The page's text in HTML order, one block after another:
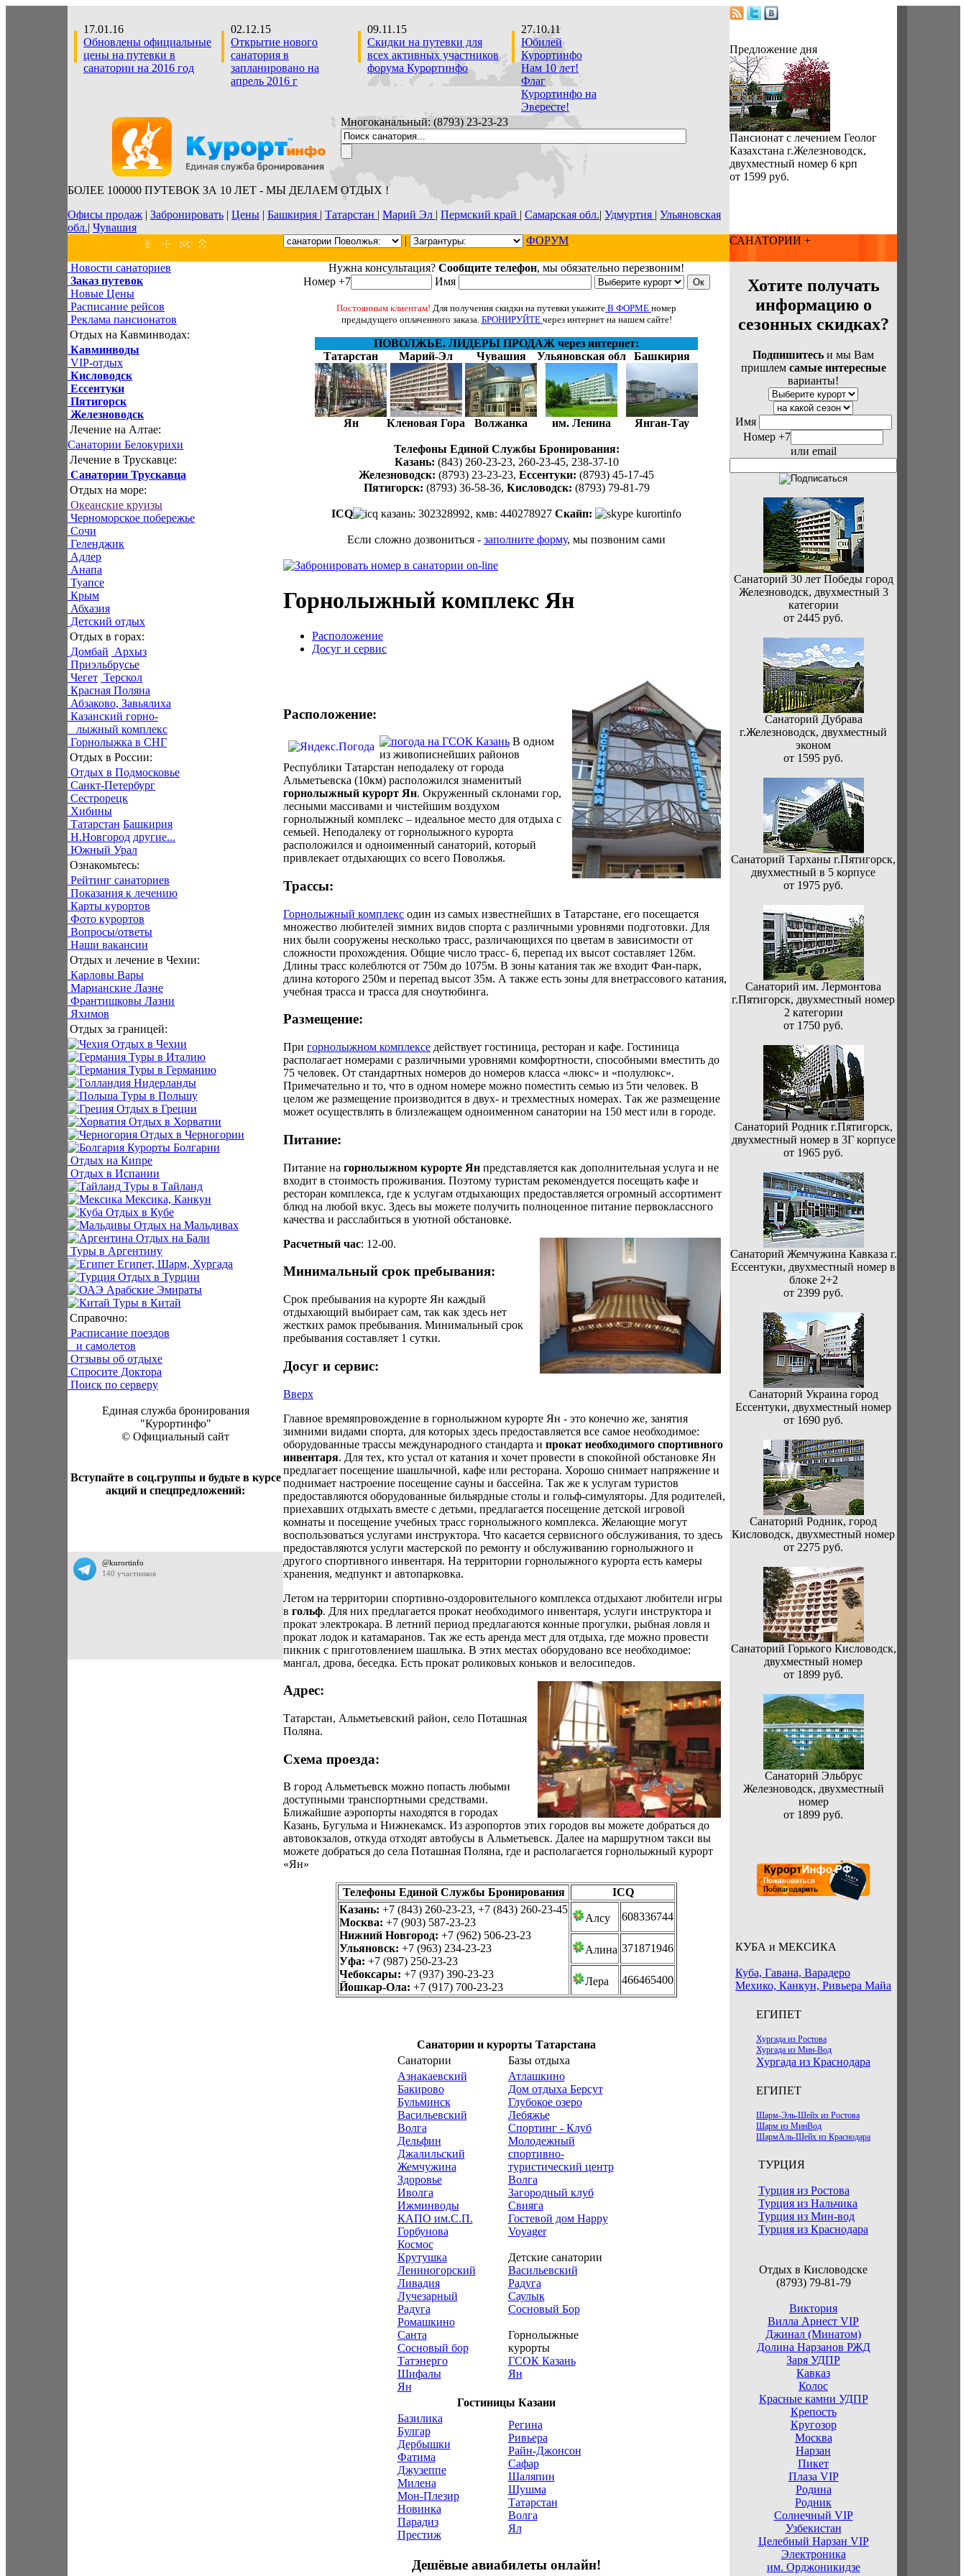
17.01.16
Обновлены официальные
цены на путевки в
санатории на 2016 год
02.12.15
Открытие нового
санатория в
запланировано на
апрель 2016 г
09.11.15
Скидки на путевки для
всех активных участников
форума Курортинфо
27.10.11
Юбилей
Курортинфо
Нам 10 лет!
Флаг
Курортинфо на
Эвересте!
Предложение дня
Пансионат с лечением Геолог
Казахстана г.Железноводск,
двухместный номер 6 крп
от 1599 руб.
Многоканальный: (8793) 23-23-23
БОЛЕЕ 100000 ПУТЕВОК ЗА 10 ЛЕТ - МЫ ДЕЛАЕМ ОТДЫХ !
Офисы продаж | Забронировать | Цены | Башкирия | Татарстан | Марий Эл | Пермский край | Самарская обл.| Удмуртия | Ульяновская
обл.| Чувашия
|
ФОРУМ САНАТОРИИ +
Новости санаториев
Заказ путевок
Новые Цены
Расписание рейсов
Реклама пансионатов
Отдых на Кавминводах:
Кавминводы
VIP-отдых
Кисловодск
Ессентуки
Пятигорск
Железноводск
Лечение на Алтае:
Санатории Белокурихи
Лечение в Трускавце:
Санатории Трускавца
Отдых на море:
Океанские круизы
Черноморское побережье
Сочи
Геленджик
Адлер
Анапа
Туапсе
Крым
Абхазия
Детский отдых
Отдых в горах:
Домбай Архыз
Приэльбрусье
Чегет Терскол
Красная Поляна
Абзаково, Завьялиха
Казанский горно-
лыжный комплекс
Горнолыжка в СНГ
Отдых в России:
Отдых в Подмосковье
Санкт-Петербург
Сестрорецк
Хибины
Татарстан Башкирия
Н.Новгород другие...
Южный Урал
Ознакомьтесь:
Рейтинг санаториев
Показания к лечению
Карты курортов
Фото курортов
Вопросы/ответы
Наши вакансии
Отдых и лечение в Чехии:
Карловы Вары
Марианские Лазне
Франтишковы Лазни
Яхимов
Отдых за границей:
Отдых в Чехии
Туры в Италию
Туры в Германию
Нидерланды
Туры в Польшу
Отдых в Греции
Отдых в Хорватии
Отдых в Черногории
Курорты Болгарии
Отдых на Кипре
Отдых в Испании
Туры в Тайланд
Мексика, Канкун
Отдых в Кубе
Отдых на Мальдивах
Отдых на Бали
Туры в Аргентину
Египет, Шарм, Хургада
Отдых в Турции
Арабские Эмираты
Туры в Китай
Справочно:
Расписание поездов
и самолетов
Отзывы об отдыхе
Спросите Доктора
Поиск по серверу
Единая служба бронирования
"Курортинфо"
© Официальный сайт
Вступайте в соц.группы и будьте в курсе
акций и спецпредложений:
Нужна консультация? Сообщите телефон, мы обязательно перезвоним!
Номер +7
Имя
Постоянным клиентам! Для получения скидки на путевки укажите В ФОРМЕ номер
предыдущего оплаченного заказа. БРОНИРУЙТЕ через интернет на нашем сайте!
ПОВОЛЖЬЕ. ЛИДЕРЫ ПРОДАЖ через интернет:
Татарстан
Марий-Эл Чувашия Ульяновская обл Башкирия
Ян Кленовая Гора Волжанка им. Ленина Янган-Тау
Телефоны Единой Службы Бронирования:
Казань: (843) 260-23-23, 260-23-45, 238-37-10
Железноводск: (8793) 23-23-23, Ессентуки: (8793) 45-17-45
Пятигорск: (8793) 36-58-36, Кисловодск: (8793) 79-81-79
ICQ казань: 302328992, кмв: 440278927 Скайп: kurortinfo
Если сложно дозвониться - заполните форму, мы позвоним сами
Горнолыжный комплекс Ян
Расположение
Досуг и сервис
Расположение:
В одном
из живописнейших районов
Республики Татарстан неподалеку от города
Альметьевска (10км) расположился знаменитый
горнолыжный курорт Ян. Окруженный склонами гор,
лесными массивами и чистейшим воздухом
горнолыжный комплекс – идеальное место для отдыха с
семьей. Неподалеку от горнолыжного курорта
расположился и одноименный санаторий, который
привлекает отдыхающих со всего Поволжья.
Трассы:
Горнолыжный комплекс один из самых известнейших в Татарстане, его посещается
множество любителей зимних видов спорта с различными уровнями подготовки. Для
них были сооружены несколько трасс, различающихся по цветам в зависимости от
сложности прохождения. Общие число трасс- 6, перепад их высот составляет 126м.
Длины трасс колеблются от 750м до 1075м. В зоны катания так же входит Фан-парк,
длина которого 250м и перепад высот 35м. А также есть зоны для внетрассового катания,
учебная трасса и трасса для сноутюбинга.
Размещение:
При горнолыжном комплексе действует гостиница, ресторан и кафе. Гостиница
располагает номерами с различными уровнями комфортности, способными вместить до
75 человек. От стандартных номеров до номеров класса «люкс» и «полулюкс».
Примечательно и то, что в одном номере можно поместить семью из 5ти человек. В
целом же размещение производится в двух- и трехместных номерах. Так же размещение
может осуществлять в близлежащем одноименном санатории на 150 мест или в городе.
Питание:
Питание на горнолыжном курорте Ян представляется как дополнительная услуга и не
входит в стоимость проживания. Поэтому туристам рекомендуется посещать кафе и
ресторан комплекса, где к услугам отдыхающих предоставляется огромный ассортимент
блюд на любой вкус. Здесь вы можете получить полноценное питание первоклассного
качества и расслабиться в уютной обстановке.
Расчетный час: 12-00.
Минимальный срок пребывания:
Срок пребывания на курорте Ян каждый
отдыхающий выбирает сам, так как здесь нет
жестких рамок пребывания. Минимальный срок
пребывания составляет 1 сутки.
Досуг и сервис:
Вверх
Главное времяпровождение в горнолыжном курорте Ян - это конечно же, занятия
зимними видами спорта, для которых здесь предоставляется все самое необходимое:
оборудованные трассы международного стандарта и прокат необходимого спортивного
инвентаря. Для тех, кто устал от катания и хочет провести в спокойной обстановке Ян
предлагает посещение шашлычной, кафе или ресторана. Хорошо снимает напряжение и
поднимает настроение посещение сауны и бассейна. Так же к услугам туристов
предоставляются оборудованные бильярдные столы и гольф-симуляторы. Для родителей,
приехавших отдыхать вместе с детьми, предлагается посещение детской игровой
комнаты и посещение учебных трасс горнолыжного комплекса. Желающие могут
воспользоваться услугами инструктора. Что касается сервисного обслуживания, то здесь
предоставляются услуги мастерской по ремонту и обслуживанию горнолыжного и
другого спортивного инвентаря. На территории горнолыжного курорта есть камеры
хранения, медпункт и автопарковка.
Летом на территории спортивно-оздоровительного комплекса отдыхают любители игры
в гольф. Для них предлагается прокат необходимого инвентаря, услуги инструктора и
прокат электрокара. В летний период предлагаются конные прогулки, рыбная ловля и
прокат лодок и катамаранов. Так же есть аренда мест для отдыха, где можно провести
пикник с приготовлением шашлыка. В этих местах оборудовано все необходимое:
мангал, дрoвa, беседка. Есть прокат роликовых коньков и велосипедов.
Адрес:
Татарстан, Альметьевский район, село Поташная
Поляна.
Схема проезда:
В город Альметьевск можно попасть любыми
доступными транспортными средствами.
Ближайшие аэропорты находятся в городах
Казань, Бугульма и Нижнекамск. Из аэропортов этих городов вы можете добраться до
автовокзалов, откуда отходят автобусы в Альметьевск. Далее на маршрутном такси вы
можете добраться до села Поташная Поляна, где и располагается горнолыжный курорт
«Ян»
Телефоны Единой Службы Бронирования
ICQ
Казань: +7 (843) 260-23-23, +7 (843) 260-23-45
Москва: +7 (903) 587-23-23
Нижний Новгород: +7 (962) 506-23-23
Ульяновск: +7 (963) 234-23-23
Уфа: +7 (987) 250-23-23
Чебоксары: +7 (937) 390-23-23
Йошкар-Ола: +7 (917) 700-23-23
Алсу 608336744
Алина 371871946
Лера 466465400
Санатории и курорты Татарстана
Cанатории
Базы отдыха
Азнакаевский
Бакирово
Бульминск
Васильевский
Волга
Дельфин
Джалильский
Жемчужина
Здоровье
Иволга
Ижминводы
КАПО им.С.П.
Горбунова
Космос
Крутушка
Лениногорский
Ливадия
Лучезарный
Радуга
Ромашкино
Санта
Сосновый бор
Татэнерго
Шифалы
Ян
Атлашкино
Дом отдыха Берсут
Глубокое озеро
Лебяжье
Спортинг - Клуб
Молодежный
спортивно-
туристический центр
Волга
Загородный клуб
Свияга
Гостевой дом Happy
Voyager
Детские санатории
Васильевский
Радуга
Саулык
Сосновый Бор
Горнолыжные
курорты
ГСОК Казань
Ян
Гостиницы Казани
Базилика
Булгар
Дербышки
Фатима
Джузеппе
Милена
Мон-Плезир
Новинка
Парадиз
Престиж
Регина
Ривьера
Райн-Джонсон
Сафар
Шаляпин
Шушма
Татарстан
Волга
Ял
Дешёвые авиабилеты онлайн!
Хотите получать
информацию о
сезонных скидках?
Подпишитесь и мы Вам
пришлем самые интересные
варианты!
Имя
Номер +7
или email
Санаторий 30 лет Победы город
Железноводск, двухместный 3
категории
от 2445 руб.
Санаторий Дубрава
г.Железноводск, двухместный
эконом
от 1595 руб.
Санаторий Тарханы г.Пятигорск,
двухместный в 5 корпусе
от 1975 руб.
Санаторий им. Лермонтова
г.Пятигорск, двухместный номер
2 категории
от 1750 руб.
Санаторий Родник г.Пятигорск,
двухместный номер в 3Г корпусе
от 1965 руб.
Санаторий Жемчужина Кавказа г.
Ессентуки, двухместный номер в
блоке 2+2
от 2399 руб.
Санаторий Украина город
Ессентуки, двухместный номер
от 1690 руб.
Санаторий Родник, город
Кисловодск, двухместный номер
от 2275 руб.
Санаторий Горького Кисловодск,
двухместный номер
от 1899 руб.
Санаторий Эльбрус
Железноводск, двухместный
номер
от 1899 руб.
КУБА и МЕКСИКА
Куба, Гавана, Варадеро
Мехико, Канкун, Ривьера Майа
ЕГИПЕТ
Хургада из Ростова
Хургада из Мин-Вод
Хургада из Краснодара
ЕГИПЕТ
Шарм-Эль-Шейх из Ростова
Шарм из МинВод
ШармАль-Шейх из Краснодара
ТУРЦИЯ
Турция из Ростова
Турция из Нальчика
Турция из Мин-вод
Турция из Краснодара
Отдых в Кисловодске
(8793) 79-81-79
Виктория
Вилла Арнест VIP
Джинал (Минатом)
Долина Нарзанов РЖД
Заря УДПР
Кавказ
Колос
Красные камни УДПР
Крепость
Кругозор
Москва
Нарзан
Пикет
Плаза VIP
Родина
Родник
Солнечный VIP
Узбекистан
Целебный Нарзан VIP
Электроника
им. Орджоникидзе